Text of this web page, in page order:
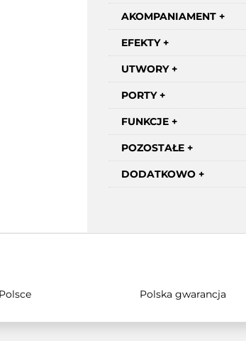
AKOMPANIAMENT
EFEKTY
UTWORY
PORTY
FUNKCJE
POZOSTAŁE
DODATKOWO
Polska gwarancja